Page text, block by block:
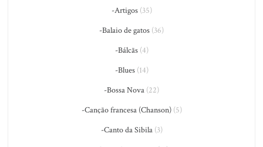
-Artigos(35)
-Balaio de gatos (36)
-Bálcãs(4)
-Blues(14)
-Bossa Nova (22)
-Canção francesa (Chanson)(5)
-Canto da Sibila(3)